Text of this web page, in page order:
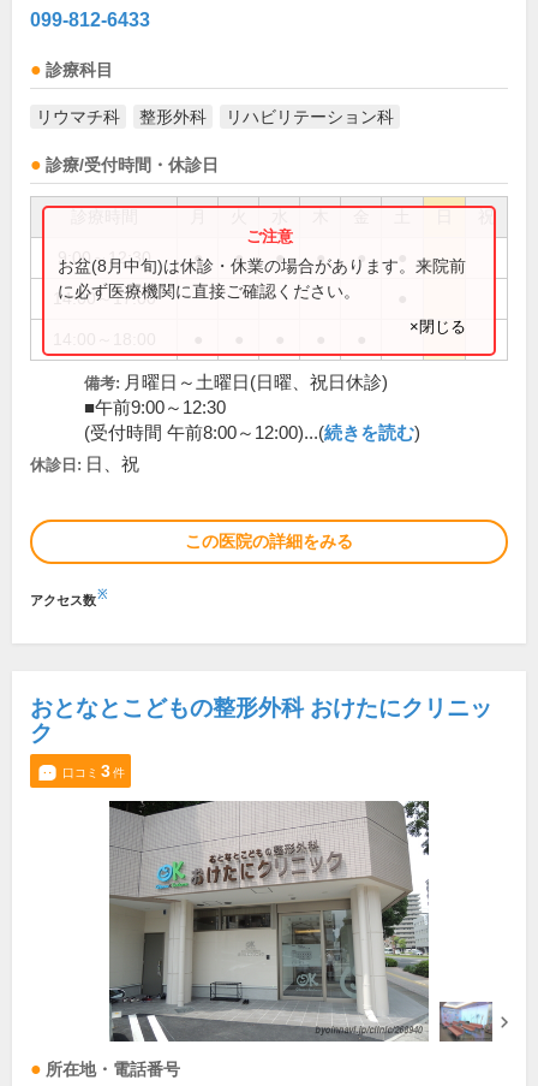
099-812-6433
診療科目
リウマチ科 整形外科 リハビリテーション科
診療/受付時間・休診日
祝
9:00～12:30 ● ● ● ● ●
14:00～17:00
お盆(8月中旬)は休診・休業の場合があります。来院前
に必ず医療機関に直接ご確認ください。
×閉じる
備考: 月曜日～土曜日(日曜、祝日休診)
■午前9:00～12:30
(受付時間 午前8:00～12:00)...(続きを読む)
休診日: 日、祝
この医院の詳細をみる
アクセス数※
おとなとこどもの整形外科 おけたにクリニッ
ク
口コミ 3件
所在地・電話番号